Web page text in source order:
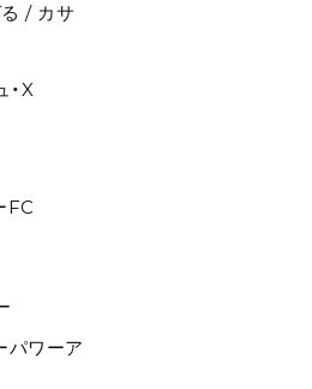
/ カサ
・X
FC
パワーア